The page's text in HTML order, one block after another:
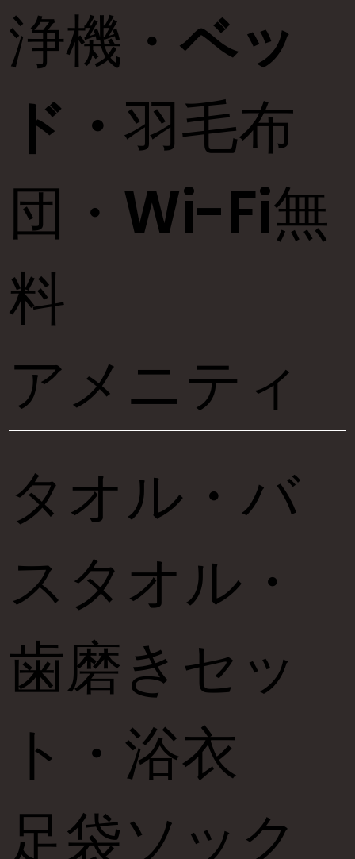
浄機・ベッ
ド・羽毛布
団・Wi-Fi無
料
アメニティ
タオル・バ
スタオル・
歯磨きセッ
ト・浴衣
足袋ソック